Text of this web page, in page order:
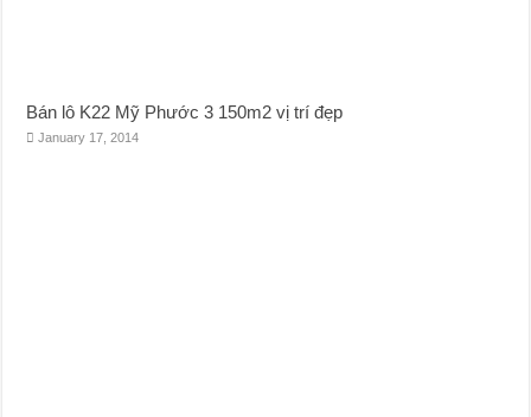
Bán lô K22 Mỹ Phước 3 150m2 vị trí đẹp
January 17, 2014